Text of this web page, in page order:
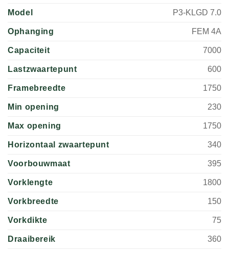
Model P3-KLGD 7.0
Ophanging FEM 4A
Capaciteit 7000
Lastzwaartepunt 600
Framebreedte 1750
Min opening 230
Max opening 1750
Horizontaal zwaartepunt 340
Voorbouwmaat 395
Vorklengte 1800
Vorkbreedte 150
Vorkdikte 75
Draaibereik 360